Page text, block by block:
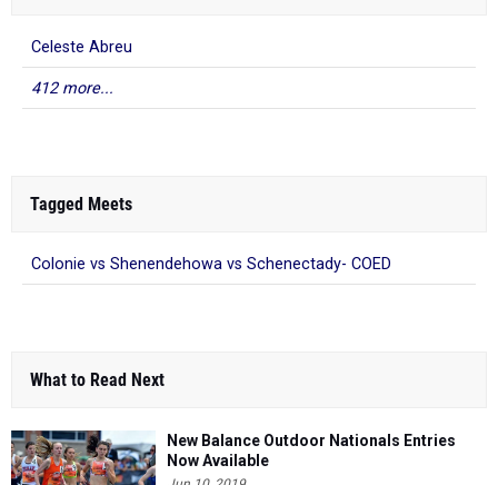
Celeste Abreu
412 more...
Tagged Meets
Colonie vs Shenendehowa vs Schenectady- COED
What to Read Next
New Balance Outdoor Nationals Entries
Now Available